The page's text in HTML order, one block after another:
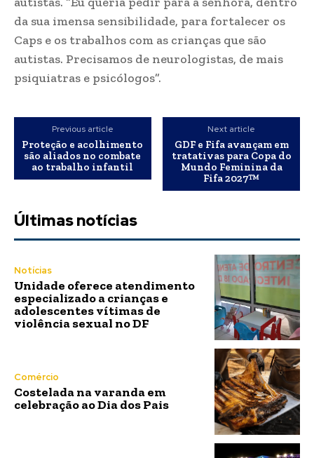
da sua imensa sensibilidade, para fortalecer os
Caps e os trabalhos com as crianças que são
autistas. Precisamos de neurologistas, de mais
psiquiatras e psicólogos”.
Previous article
Proteção e acolhimento
são aliados no combate
ao trabalho infantil
Next article
GDF e Fifa avançam em
tratativas para Copa do
Mundo Feminina da
Fifa 2027™️
Últimas notícias
Notícias
Unidade oferece atendimento
especializado a crianças e
adolescentes vítimas de
violência sexual no DF
Comércio
Costelada na varanda em
celebração ao Dia dos Pais